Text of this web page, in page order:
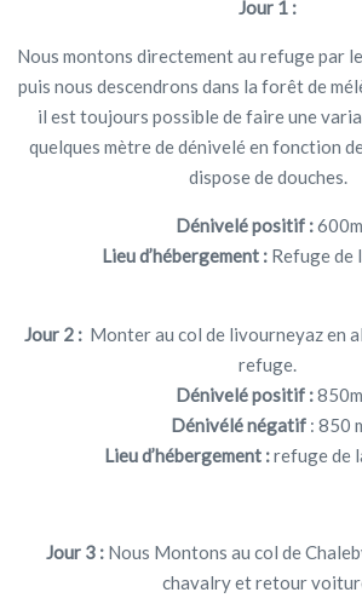
Jour 1 :
Nous montons directement au refuge par
puis nous descendrons dans la forêt de
il est toujours possible de faire une
quelques mètre de dénivelé en fonction
dispose de douches.
Dénivelé positif :600m
Lieu d’hébergement :Refuge de
Jour 2 : Monter au col de livourneyaz en
refuge.
Dénivelé positif :850m
Dénivélé négatif : 850
Lieu d’hébergement :refuge de
Jour 3 : Nous Montons au col de
chavalry et retour